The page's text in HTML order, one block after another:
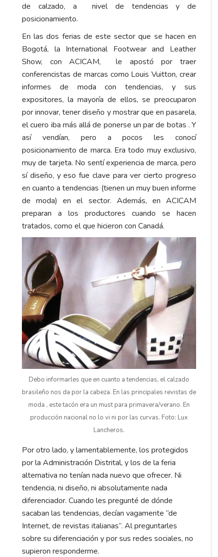
de calzado, a nivel de tendencias y de
posicionamiento.
En las dos ferias de este sector que se hacen en
Bogotá, la International Footwear and Leather
Show, con ACICAM, le apostó por traer
conferencistas de marcas como Louis Vuitton, crear
informes de moda con tendencias, y sus
expositores, la mayoría de ellos, se preocuparon
por innovar, tener diseño y mostrar que en pasarela,
el cuero iba más allá de ponerse un par de botas . Y
así vendían, pero a pocos les conocí
posicionamiento de marca. Era todo muy exclusivo,
muy de tarjeta. No sentí experiencia de marca, pero
sí diseño, y eso fue clave para ver cierto progreso
en cuanto a tendencias (tienen un muy buen informe
de moda) en el sector. Además, en ACICAM
preparan a los productores cuando se hacen
tratados, como el que hicieron con Canadá.
Debo informarles que en cuanto a tendencias, el calzado
brasileño nos da por la cabeza. En las principales revistas de
moda , este tacón era un must para primavera/verano. En
producción nacional no lo vi ni por las curvas. Foto: Lux
Lancheros.
Por otro lado, y lamentablemente, los protegidos
por la Administración Distrital, y los de la feria
alternativa no tenían nada nuevo que ofrecer. Ni
tendencia, ni diseño, ni absolutamente nada
diferenciador. Cuando les pregunté de dónde
sacaban las tendencias, decían vagamente “de
Internet, de revistas italianas”. Al preguntarles
sobre su diferenciación y por sus redes sociales, no
supieron responderme.